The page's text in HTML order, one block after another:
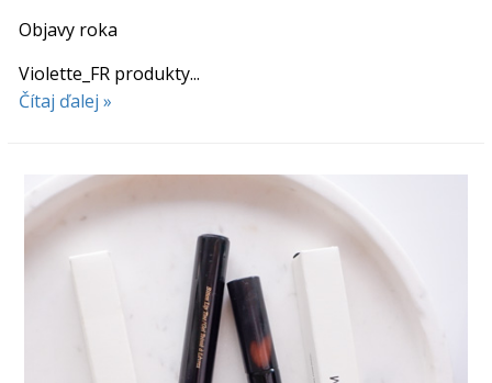
Objavy roka
Violette_FR produkty...
Čítaj ďalej »